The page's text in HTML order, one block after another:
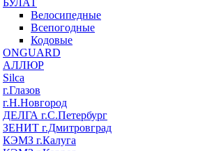
БУЛАТ
Велосипедные
Всепогодные
Кодовые
ONGUARD
АЛЛЮР
Silca
г.Глазов
г.Н.Новгород
ДЕЛГА г.С.Петербург
ЗЕНИТ г.Дмитровград
КЭМЗ г.Калуга